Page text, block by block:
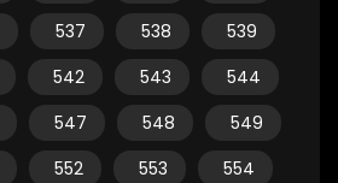
537 538
539
542 543
544
547 548
549
552 553
554